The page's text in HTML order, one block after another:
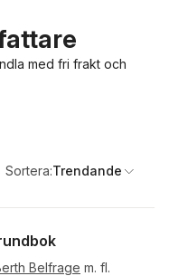
med fri frakt och
Sortera:Trendande
Belfrage m. fl.